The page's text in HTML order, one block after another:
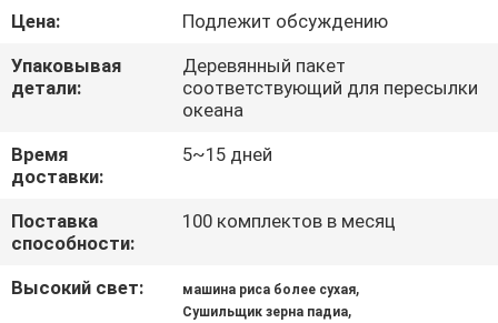
МЫ
НОВОСТИ
СПРОСИТЕ
ЦИТАТУ
КАРТА
Цена:
Подлежит обсуждению
Упаковывая
детали:
Деревянный пакет
соответствующий для пересылки
океана
Время
доставки:
5~15 дней
Поставка
способности:
100 комплектов в месяц
Высокий свет: машина риса более сухая,
Сушильщик зерна падиа,